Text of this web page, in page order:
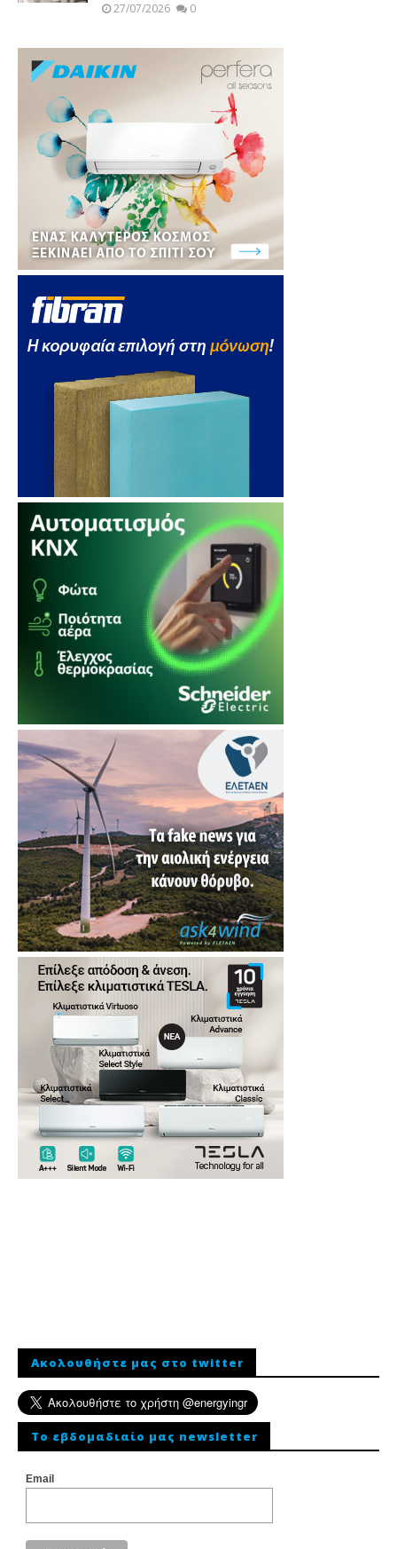
27/07/2026 0
Ακολουθήστε μας στο twitter
To εβδομαδιαίο μας newsletter
Email